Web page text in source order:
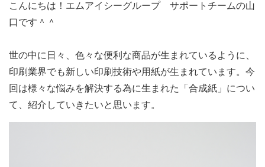
こんにちは！エムアイシーグループ サポートチームの山
口です＾＾
世の中に日々、色々な便利な商品が生まれているように、
印刷業界でも新しい印刷技術や用紙が生まれています。今
回は様々な悩みを解決する為に生まれた「合成紙」につい
て、紹介していきたいと思います。